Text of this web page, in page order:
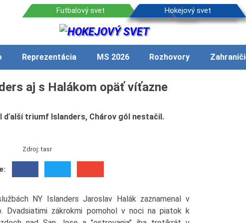
Reprezentácia MS 2026 Rozhovory
aj s Halákom opäť víťazne
ďalší triumf Islanders, Chárov gól nestačil.
Zdroj: tasr
NY Islanders Jaroslav Halák zaznamenal v
Dvadsiatimi zákrokmi pomohol v noci na piatok k